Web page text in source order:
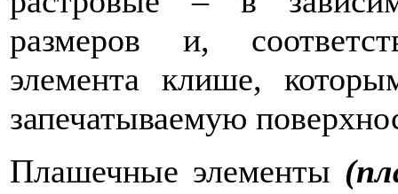
размеров и,
элемента клише,
запечатываемую
Плашечные элементы